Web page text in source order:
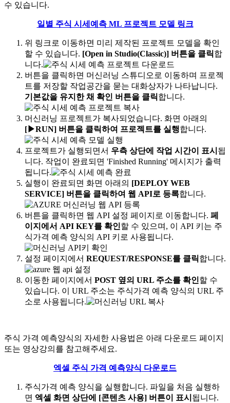
수 있습니다.
일별 주식 시세예측 ML 프로젝트 모델 링크
위 링크로 이동하면 미리 제작된 프로젝트 모델을 확인
할 수 있습니다. [Open in Studio(Classic)] 버튼을 클릭합
니다.
버튼을 클릭하면 머신러닝 스튜디오로 이동하며 프로젝
트를 저장할 작업공간을 묻는 대화상자가 나타납니다.
기본값을 유지한 채 확인 버튼을 클릭합니다.
머신러닝 프로젝트가 복사되었습니다. 화면 아래의
[▶RUN] 버튼을 클릭하여 프로젝트를 실행합니다.
프로젝트가 실행되면서 우측 상단에 작업 시간이 표시 됩
니다. 작업이 완료되면 'Finished Running' 메시지가 출력
됩니다.
실행이 완료되면 화면 아래의 [DEPLOY WEB
SERVICE] 버튼을 클릭하여 웹 API로 등록합니다.
버튼을 클릭하면 웹 API 설정 페이지로 이동합니다. 페
이지에서 API KEY를 확인할 수 있으며, 이 API 키는 주
식가격 예측 양식의 API 키로 사용됩니다.
설정 페이지에서 REQUEST/RESPONSE를 클릭합니다.
이동한 페이지에서 POST 옆의 URL 주소를 확인할 수
있습니다. 이 URL 주소는 주식가격 예측 양식의 URL 주
소로 사용됩니다.
주식 가격 예측양식의 자세한 사용법은 아래 다운로드 페이지
또는 영상강의를 참고해주세요.
엑셀 주식 가격 예측양식 다운로드
주식가격 예측 양식을 실행합니다. 파일을 처음 실행하
면 엑셀 화면 상단에 [콘텐츠 사용] 버튼이 표시 됩니다.